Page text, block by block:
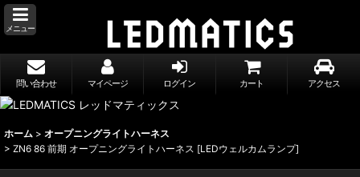
メニュー
問い合わせ マイページ ログイン カート アクセス
ホーム > オープニングライトハーネス
> ZN6 86 前期 オープニングライトハーネス [LEDウェルカムランプ]